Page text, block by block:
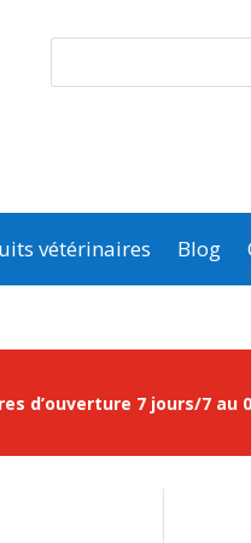
vétérinaires Blog
d’ouverture 7 jours/7 au